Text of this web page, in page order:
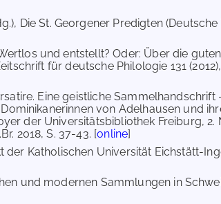
Die St. Georgener Predigten
und entstellt? Oder: Über die
für deutsche Philologie 131
Eine geistliche
von Adelhausen und
der Universitätsbibliothek Freiburg, 2.
2018, S. 37-43. [online]
der Katholischen Universität Eichstätt-
und modernen Sammlungen in